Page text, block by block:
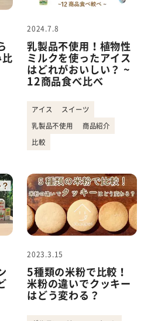
比
2024.7.8
乳製品不使用！植物性
ミルクを使ったアイス
はどれがおいしい？ ~
12商品食べ比べ
アイス スイーツ
乳製品不使用 商品紹介
比較
2023.3.15
5種類の米粉で比較！
米粉の違いでクッキー
はどう変わる？